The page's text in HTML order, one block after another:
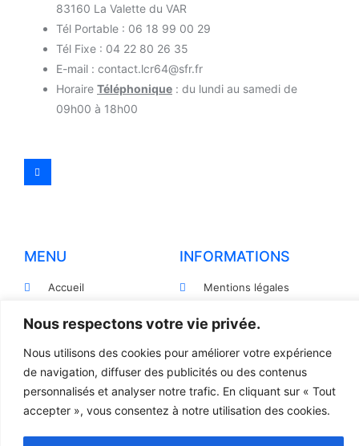
Nous respectons votre vie privée.
Nous utilisons des cookies pour améliorer votre expérience
de navigation, diffuser des publicités ou des contenus
personnalisés et analyser notre trafic. En cliquant sur « Tout
accepter », vous consentez à notre utilisation des cookies.
83160 La Valette du VAR
Tél Portable : 06 18 99 00 29
Tél Fixe : 04 22 80 26 35
E-mail : contact.lcr64@sfr.fr
Horaire Téléphonique : du lundi au samedi de
09h00 à 18h00
MENU
Accueil
Devis
Contact
INFORMATIONS
Mentions légales
confidentialité
Conditions générales de
vente
Règlement et Expédition